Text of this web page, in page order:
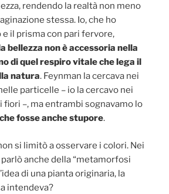
rendendo la realtà non meno
stessa. Io, che ho
il prisma con pari fervore,
la bellezza non è accessoria nella
di quel respiro vitale che lega il
natura. Feynman la cercava nei
particelle – io la cercavo nei
fiori –, ma entrambi sognavamo lo
fosse anche stupore.
si limitò a osservare i colori. Nei
anche della “metamorfosi
di una pianta originaria, la
intendeva?